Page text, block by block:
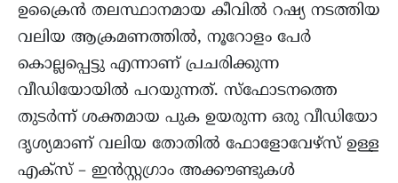
ഉക്രൈൻ തലസ്ഥാനമായ കീവിൽ റഷ്യ നടത്തിയ
വലിയ ആക്രമണത്തിൽ, നൂറോളം പേർ
കൊല്ലപ്പെട്ടു എന്നാണ് പ്രചരിക്കുന്ന
വീഡിയോയിൽ പറയുന്നത്. സ്ഫോടനത്തെ
തുടർന്ന് ശക്തമായ പുക ഉയരുന്ന ഒരു വീഡിയോ
ദൃശ്യമാണ് വലിയ തോതിൽ ഫോളോവേഴ്സ് ഉള്ള
എക്സ് – ഇൻസ്റ്റഗ്രാം അക്കൗണ്ടുകൾ